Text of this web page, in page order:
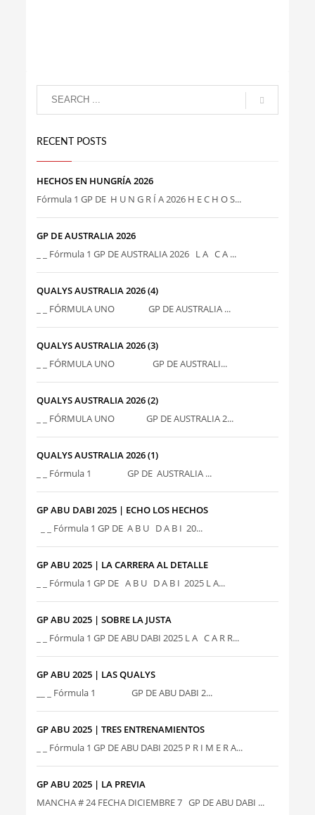
RECENT POSTS
HECHOS EN HUNGRÍA 2026
Fórmula 1 GP DE H U N G R Í A 2026 H E C H O S...
GP DE AUSTRALIA 2026
_ _ Fórmula 1 GP DE AUSTRALIA 2026 L A C A ...
QUALYS AUSTRALIA 2026 (4)
_ _ FÓRMULA UNO GP DE AUSTRALIA ...
QUALYS AUSTRALIA 2026 (3)
_ _ FÓRMULA UNO GP DE AUSTRALI...
QUALYS AUSTRALIA 2026 (2)
_ _ FÓRMULA UNO GP DE AUSTRALIA 2...
QUALYS AUSTRALIA 2026 (1)
_ _ Fórmula 1 GP DE AUSTRALIA ...
GP ABU DABI 2025 | ECHO LOS HECHOS
_ _ Fórmula 1 GP DE A B U D A B I 20...
GP ABU 2025 | LA CARRERA AL DETALLE
_ _ Fórmula 1 GP DE A B U D A B I 2025 L A...
GP ABU 2025 | SOBRE LA JUSTA
_ _ Fórmula 1 GP DE ABU DABI 2025 L A C A R R...
GP ABU 2025 | LAS QUALYS
__ _ Fórmula 1 GP DE ABU DABI 2...
GP ABU 2025 | TRES ENTRENAMIENTOS
_ _ Fórmula 1 GP DE ABU DABI 2025 P R I M E R A...
GP ABU 2025 | LA PREVIA
MANCHA # 24 FECHA DICIEMBRE 7 GP DE ABU DABI ...